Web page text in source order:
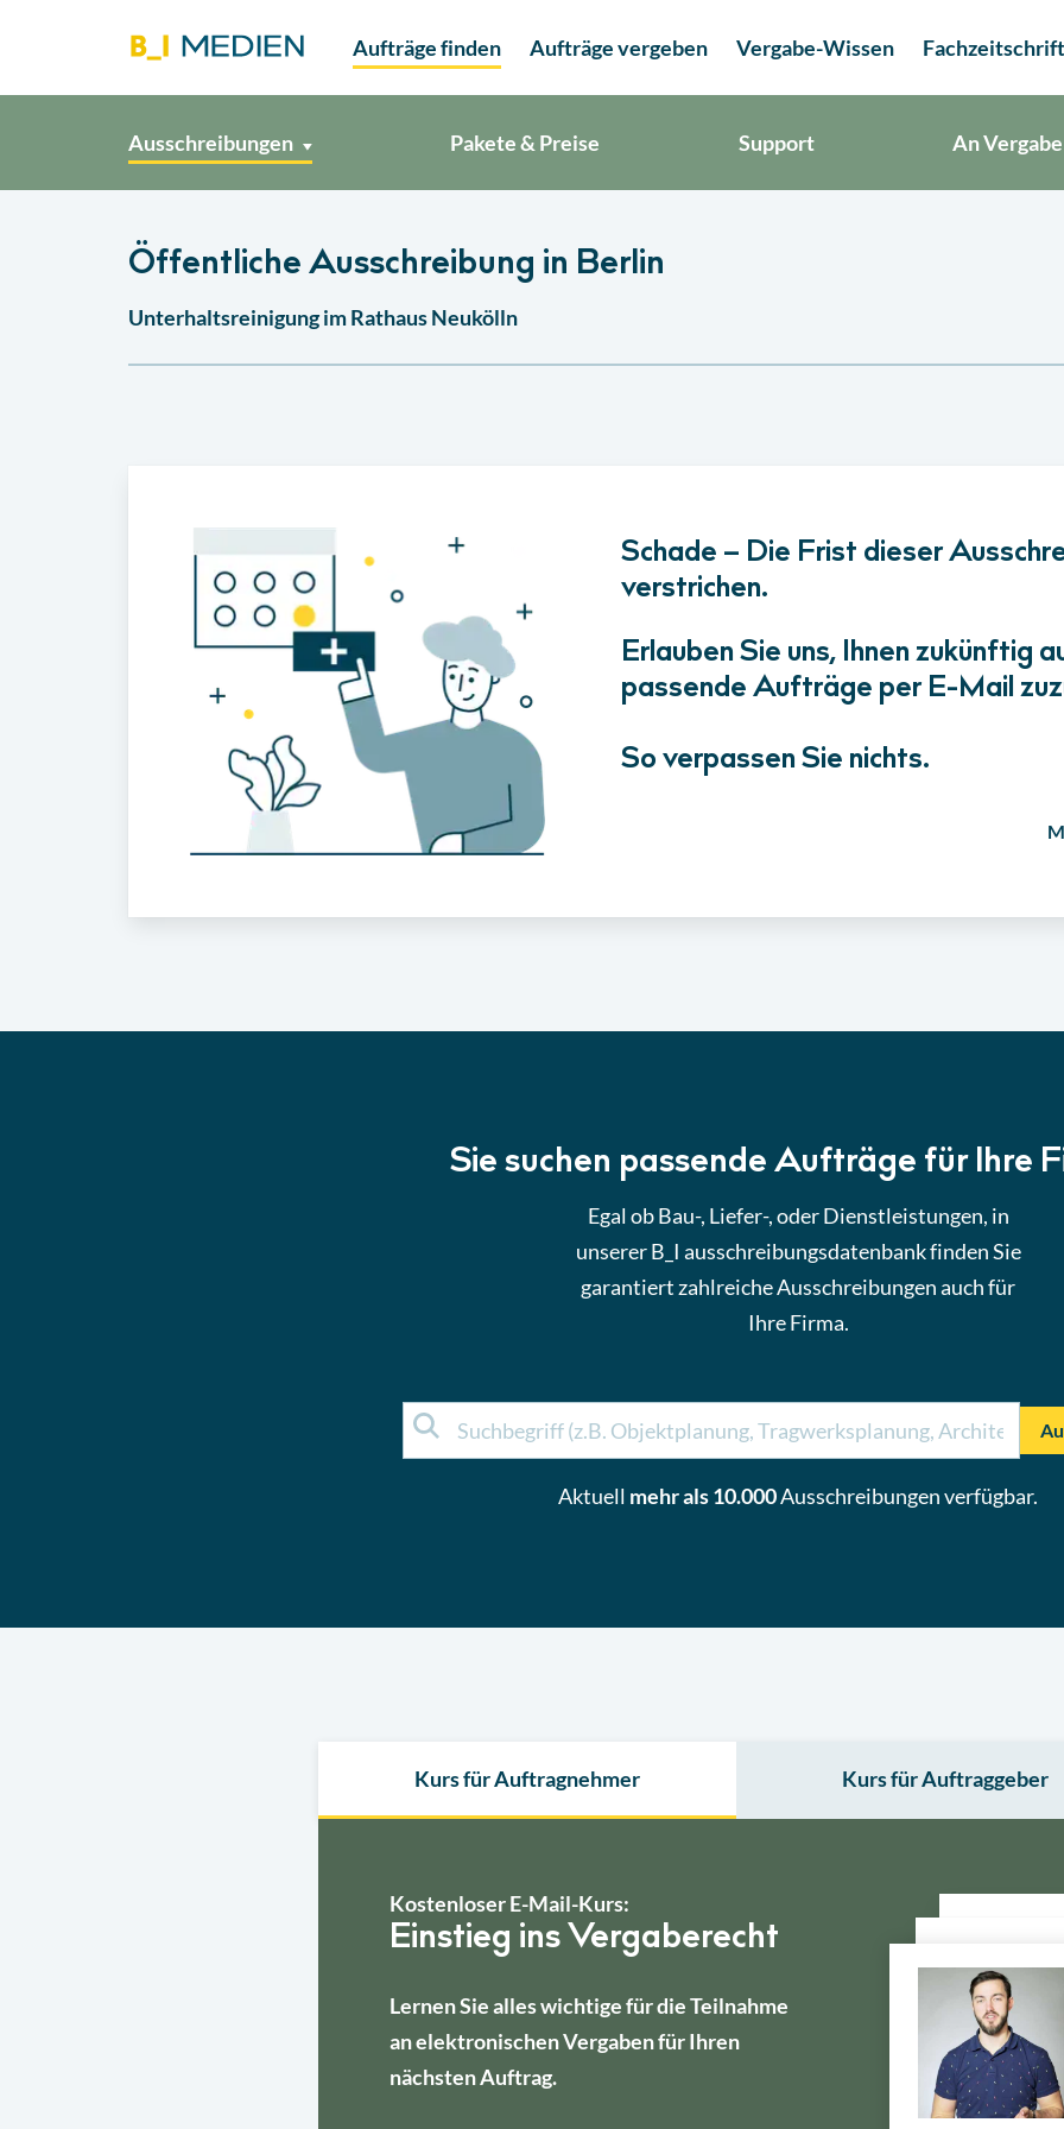
Aufträge finden Aufträge vergeben Vergabe-Wissen
Ausschreibungen Pakete & Preise Support An
Öffentliche Ausschreibung in Berlin
Unterhaltsreinigung im Rathaus Neukölln
Schade – Die Frist dieser
verstrichen.
Erlauben Sie uns, Ihnen zukünftig
passende Aufträge per E-Mail
So verpassen Sie nichts.
Sie suchen passende Aufträge für Ihre
Egal ob Bau-, Liefer-, oder Dienstleistungen, in
unserer B_I ausschreibungsdatenbank finden Sie
garantiert zahlreiche Ausschreibungen auch für
Ihre Firma.
Aktuell mehr als 10.000Ausschreibungen verfügbar.
Kurs für Auftragnehmer Kurs für Auftraggeber
Kostenloser E-Mail-Kurs:
Einstieg ins Vergaberecht
Lernen Sie alles wichtige für die Teilnahme
an elektronischen Vergaben für Ihren
nächsten Auftrag.